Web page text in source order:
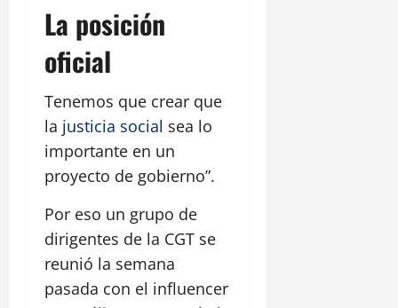
La posición
oficial
Tenemos que crear que
la justicia social sea lo
importante en un
proyecto de gobierno”.
Por eso un grupo de
dirigentes de la CGT se
reunió la semana
pasada con el influencer